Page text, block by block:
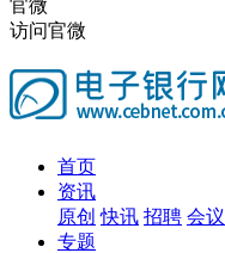
官微
访问官微
首页
资讯
原创 快讯 招聘 会议
专题